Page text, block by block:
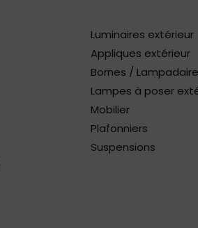
Luminaires extérieur
Appliques extérieur
Bornes /
Lampes à poser
Mobilier
Plafonniers
Suspensions